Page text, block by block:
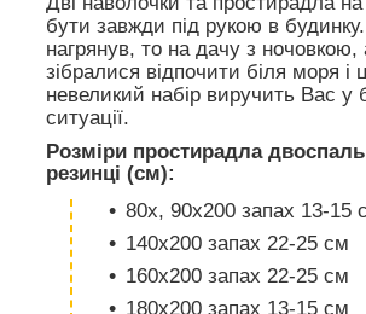
бути завжди під рукою в будинку.
нагрянув, то на дачу з ночовкою,
зібралися відпочити біля моря і
невеликий набір виручить Вас у
ситуації.
Розміри простирадла
резинці (см):
80х, 90х200 запах 13-15
140х200 запах 22-25 см
160х200 запах 22-25 см
180х200 запах 13-15 см